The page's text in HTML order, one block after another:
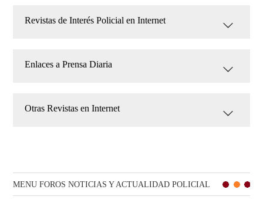
Revistas de Interés Policial en Internet
Enlaces a Prensa Diaria
Otras Revistas en Internet
MENU FOROS NOTICIAS Y ACTUALIDAD POLICIAL